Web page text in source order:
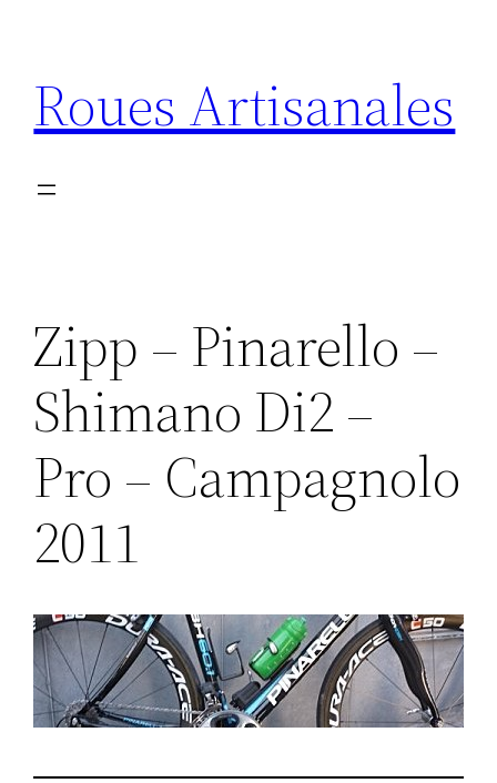
contenu
Roues Artisanales
Zipp – Pinarello –
Shimano Di2 –
Pro – Campagnolo
2011